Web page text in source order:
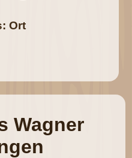
Ort
Wagner